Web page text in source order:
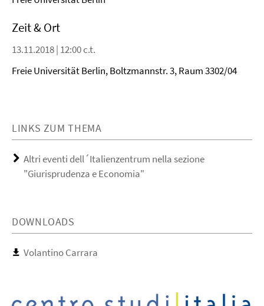
Zeit & Ort
13.11.2018 | 12:00 c.t.
Freie Universität Berlin, Boltzmannstr. 3, Raum 3302/04
LINKS ZUM THEMA
Altri eventi dell´Italienzentrum nella sezione
"Giurisprudenza e Economia"
DOWNLOADS
Volantino Carrara